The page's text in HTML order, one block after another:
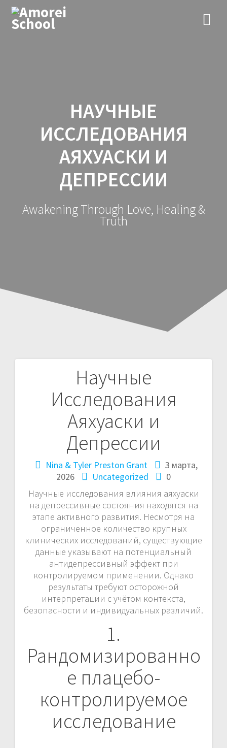
НАУЧНЫЕ
ИССЛЕДОВАНИЯ
АЯХУАСКИ И
ДЕПРЕССИИ
Awakening Through Love, Healing &
Truth
Научные
Исследования
Аяхуаски и
Депрессии
Nina & Tyler Preston Grant
3 марта,
2026
Uncategorized
0
Научные исследования влияния аяхуаски
на депрессивные состояния находятся на
этапе активного развития. Несмотря на
ограниченное количество крупных
клинических исследований, существующие
данные указывают на потенциальный
антидепрессивный эффект при
контролируемом применении. Однако
результаты требуют осторожной
интерпретации с учётом контекста,
безопасности и индивидуальных различий.
1.
Рандомизированно
е плацебо-
контролируемое
исследование
и
о